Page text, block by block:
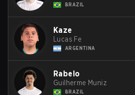
BRAZIL
Kaze
Lucas Fe
ARGENTINA
Rabelo
Guilherme Muniz
BRAZIL